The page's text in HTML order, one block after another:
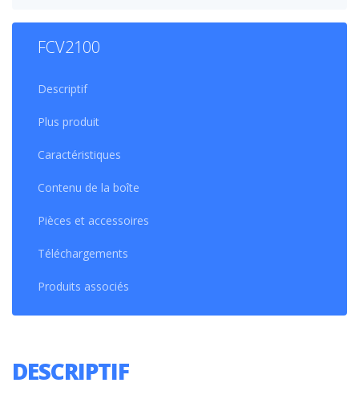
FCV2100
Descriptif
Plus produit
Caractéristiques
Contenu de la boîte
Pièces et accessoires
Téléchargements
Produits associés
DESCRIPTIF